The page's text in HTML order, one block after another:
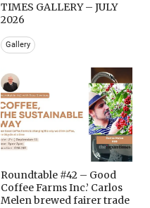
TIMES GALLERY – JULY
2026
Gallery
Roundtable #42 – Good
Coffee Farms Inc.’ Carlos
Melen brewed fairer trade